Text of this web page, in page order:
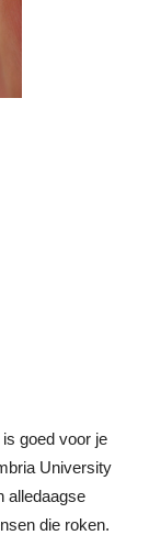
goed voor je
University
alledaagse
die roken.